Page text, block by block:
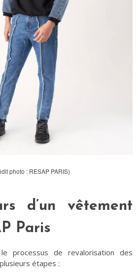
photo : RESAP PARIS)
d’un vêtement
Paris
le processus de revalorisation des
étapes :